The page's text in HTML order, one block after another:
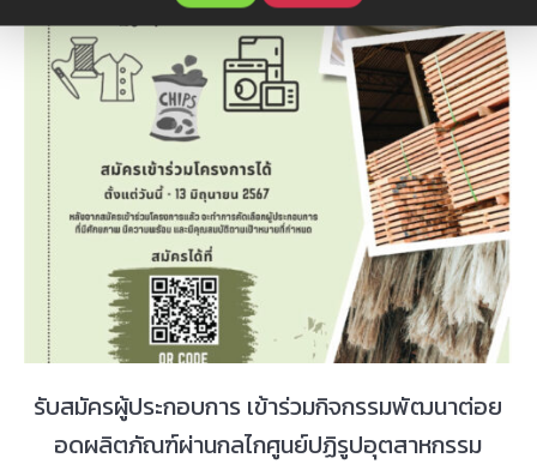
รับสมัครผู้ประกอบการ เข้าร่วมกิจกรรมพัฒนาต่อย
อดผลิตภัณฑ์ผ่านกลไกศูนย์ปฏิรูปอุตสาหกรรม